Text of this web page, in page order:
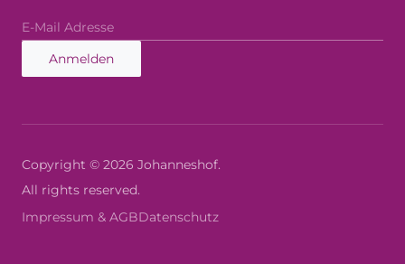
Anmelden
Copyright © 2026 Johanneshof.
All rights reserved.
Impressum & AGBDatenschutz